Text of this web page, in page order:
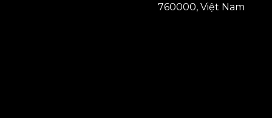
760000, Việt Nam